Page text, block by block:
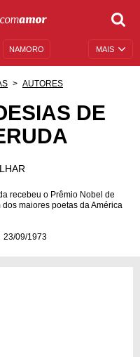
MAIS
NAMORO
ANIVERSÁRIO
AUTORES
DE
recebeu o Prêmio Nobel de
maiores poetas da América
23/09/1973